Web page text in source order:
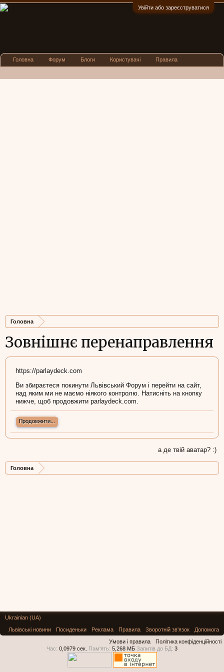
Увійти або зареєструватися
Головна
Зовнішнє перенаправлення
https://parlaydeck.com
Ви збираєтеся покинути Львівський Форум і перейти на сайт,
над яким ми не маємо ніякого контролю. Натисніть на кнопку
нижче, щоб продовжити parlaydeck.com.
Продовжити...
а де твій аватар? :)
Головна
Головна Форум Блоги Користувачі Правила
Ukrainian (UA)
Львівські новини
Посиденьки Реклама Правила Зворотній зв'язок
Допомога
Умови і правила
Політика конфіденційності
Час: 0,0979 сек. Пам'ять: 5,268 МБ Запитів до БД: 3